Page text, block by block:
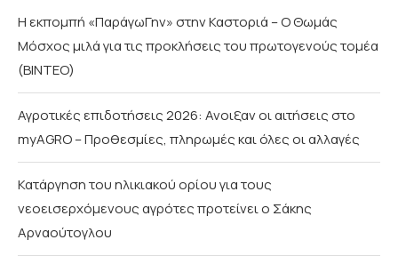
Η εκπομπή «ΠαράγωΓην» στην Καστοριά – Ο Θωμάς
Μόσχος μιλά για τις προκλήσεις του πρωτογενούς τομέα
(ΒΙΝΤΕΟ)
Αγροτικές επιδοτήσεις 2026: Ανοιξαν οι αιτήσεις στο
myAGRO – Προθεσμίες, πληρωμές και όλες οι αλλαγές
Κατάργηση του ηλικιακού ορίου για τους
νεοεισερχόμενους αγρότες προτείνει ο Σάκης
Αρναούτογλου